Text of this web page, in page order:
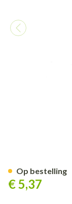
€ 5,37
Op bestelling